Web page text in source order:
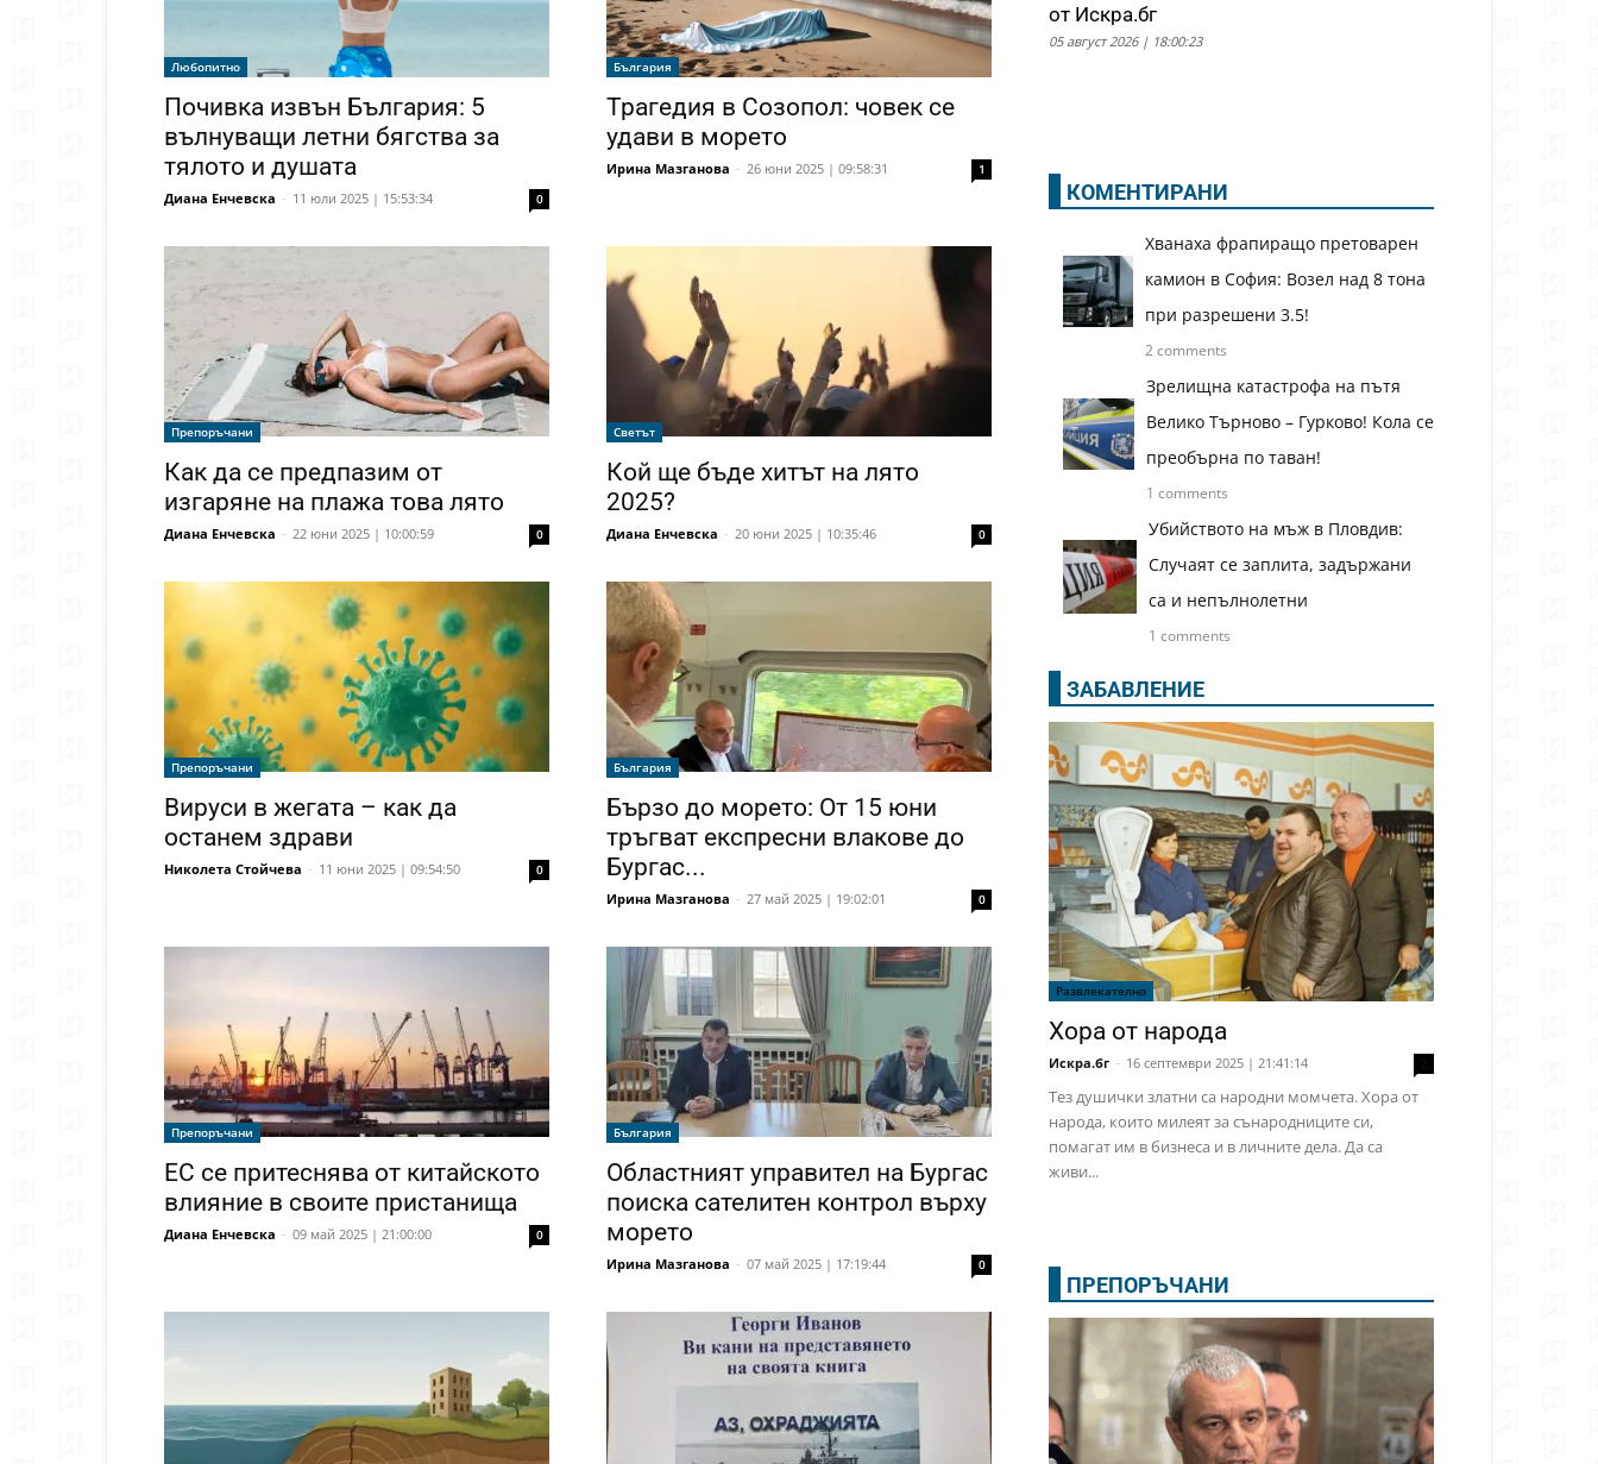
Любопитно
Почивка извън България: 5
вълнуващи летни бягства за
тялото и душата
Диана Енчевска - 11 юли 2025 | 15:53:34 0
България
Трагедия в Созопол: човек се
удави в морето
Ирина Мазганова - 26 юни 2025 | 09:58:31 1
Препоръчани
Как да се предпазим от
изгаряне на плажа това лято
Диана Енчевска - 22 юни 2025 | 10:00:59 0
Светът
Кой ще бъде хитът на лято
2025?
Диана Енчевска - 20 юни 2025 | 10:35:46 0
Препоръчани
Вируси в жегата – как да
останем здрави
Николета Стойчева - 11 юни 2025 | 09:54:50 0
България
Бързо до морето: От 15 юни
тръгват експресни влакове до
Бургас...
Ирина Мазганова - 27 май 2025 | 19:02:01 0
Препоръчани
ЕС се притеснява от китайското
влияние в своите пристанища
Диана Енчевска - 09 май 2025 | 21:00:00 0
България
Областният управител на Бургас
поиска сателитен контрол върху
морето
Ирина Мазганова - 07 май 2025 | 17:19:44 0
от Искра.бг
05 август 2026 | 18:00:23
КОМЕНТИРАНИ
Хванаха фрапиращо претоварен
камион в София: Возел над 8 тона
при разрешени 3.5!
2 comments
Зрелищна катастрофа на пътя
Велико Търново – Гурково! Кола се
преобърна по таван!
1 comments
Убийството на мъж в Пловдив:
Случаят се заплита, задържани
са и непълнолетни
1 comments
ЗАБАВЛЕНИЕ
Развлекателно
Хора от народа
Искра.бг - 16 септември 2025 | 21:41:14
Тез душички златни са народни момчета. Хора от
народа, които милеят за сънародниците си,
помагат им в бизнеса и в личните дела. Да са
живи...
ПРЕПОРЪЧАНИ